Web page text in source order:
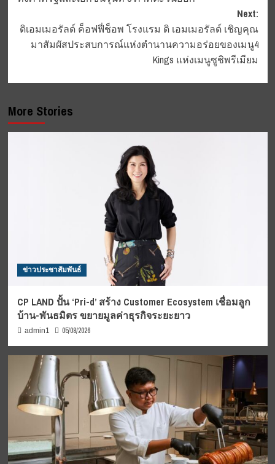
Next:
ดิเอมเมอรัลด์ ค็อฟฟี่ช็อพ โรงแรม ดิ เอมเมอรัลด์ เชิญคุณ
มาสัมผัสประสบการณ์แห่งตำนานความอร่อยของเมนู4
Kings แห่งเมนูซูชิพรีเมียม
More Stories
ข่าวประชาสัมพันธ์
CP LAND ปั้น ‘Pri-d’ สร้าง Customer Ecosystem เชื่อมลูก
บ้าน-พันธมิตร ขยายมูลค่าธุรกิจระยะยาว
admin1 05/08/2026